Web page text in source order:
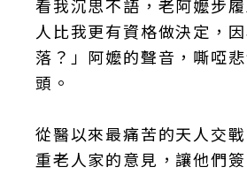
看我沉思不語，老阿嬤步
人比我更有資格做決定，
落？」阿嬤的聲音，嘶啞
頭。
從醫以來最痛苦的天人交
重老人家的意見，讓他們